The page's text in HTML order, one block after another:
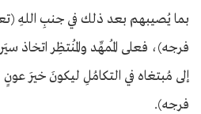
بما يُصيبهم بعد ذلك في جنبِ اللهِ
فرجه)، فعلى المُمهِّد والمُنتظِر اتخاذ
إلى مُبتغاه في التكامُلِ ليكونَ خيرَ
فرجه).